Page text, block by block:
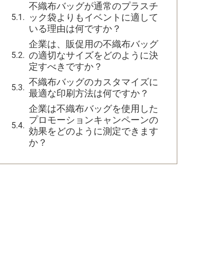
不織布バッグが通常のプラスチ
ック袋よりもイベントに適して
いる理由は何ですか？
企業は、販促用の不織布バッグ
の適切なサイズをどのように決
定すべきですか？
不織布バッグのカスタマイズに
最適な印刷方法は何ですか？
企業は不織布バッグを使用した
プロモーションキャンペーンの
効果をどのように測定できます
か？